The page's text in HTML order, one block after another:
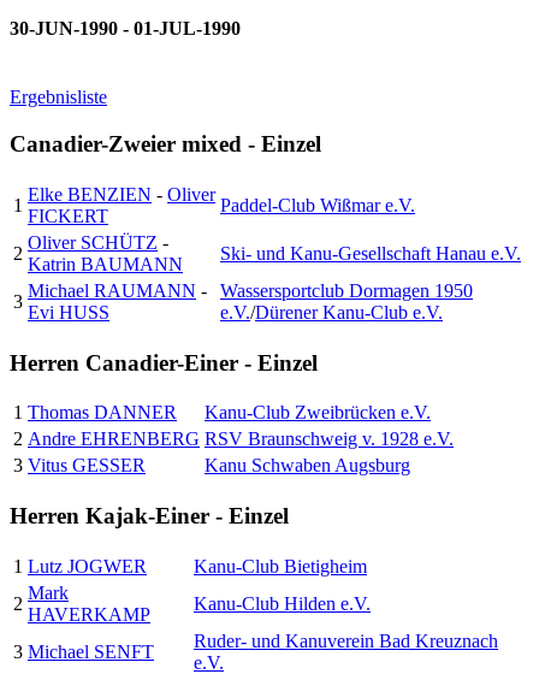
30-JUN-1990 - 01-JUL-1990
Ergebnisliste
Canadier-Zweier mixed - Einzel
1
Elke BENZIEN - Oliver
FICKERT
Paddel-Club Wißmar e.V.
2
Oliver SCHÜTZ -
Katrin BAUMANN
Ski- und Kanu-Gesellschaft Hanau e.V.
3
Michael RAUMANN -
Evi HUSS
Wassersportclub Dormagen 1950
e.V./Dürener Kanu-Club e.V.
Herren Canadier-Einer - Einzel
1 Thomas DANNER
Kanu-Club Zweibrücken e.V.
2 Andre EHRENBERG RSV Braunschweig v. 1928 e.V.
3 Vitus GESSER Kanu Schwaben Augsburg
Herren Kajak-Einer - Einzel
1 Lutz JOGWER
Kanu-Club Bietigheim
2
Mark
HAVERKAMP
Kanu-Club Hilden e.V.
3 Michael SENFT
Ruder- und Kanuverein Bad Kreuznach
e.V.